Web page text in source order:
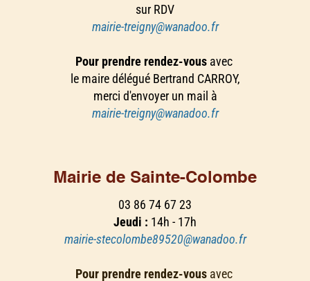
sur RDV
mairie-treigny@wanadoo.fr
Pour prendre rendez-vous avec
le maire délégué Bertrand CARROY,
merci d'envoyer un mail à
mairie-treigny@wanadoo.fr
Mairie de Sainte-Colombe
03 86 74 67 23
Jeudi : 14h - 17h
mairie-stecolombe89520@wanadoo.fr
Pour prendre rendez-vous avec